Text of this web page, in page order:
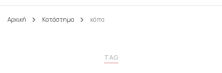
Αρχική Κατάστημα κάπα
TAG